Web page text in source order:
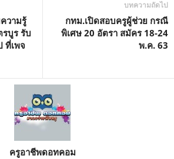
วามรู้
บูร รับ
ที่เพจ
บทความถัดไป
กทม.เปิดสอบครูผู้ช่วย กรณี
พิเศษ 20 อัตรา สมัคร 18-24
พ.ค. 63
ครูอาชีพดอทคอม